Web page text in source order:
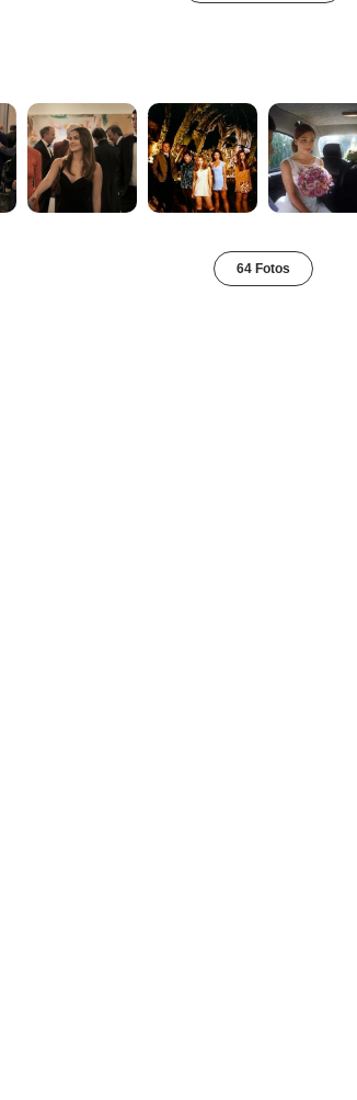
64 Fotos